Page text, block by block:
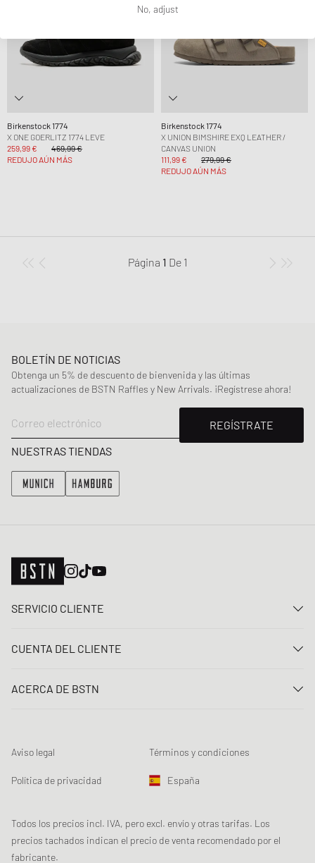
Birkenstock 1774
X ONE GOERLITZ 1774 LEVE
259,99 €
469,99 €
REDUJO AÚN MÁS
Birkenstock 1774
X UNION BIMSHIRE EXQ LEATHER /
CANVAS UNION
111,99 €
279,99 €
REDUJO AÚN MÁS
Página 1 De 1
BOLETÍN DE NOTICIAS
Obtenga un 5% de descuento de bienvenida y las últimas
actualizaciones de BSTN Raffles y New Arrivals. ¡Regístrese ahora!
Correo electrónico
REGÍSTRATE
NUESTRAS TIENDAS
SERVICIO CLIENTE
Preguntas frecuentes
Loyalty Program
Seguridad del producto
CUENTA DEL CLIENTE
Registro
Registro para el boletín de noticias
Rastreo de los datos
ACERCA DE BSTN
Chronicles
Sustainability
Descuento estudiante: Studentbeans
Descuento estudiante: EDiU
Aviso legal Términos y condiciones
Política de privacidad España
Todos los precios incl. IVA, pero excl. envío y otras tarifas. Los
precios tachados indican el precio de venta recomendado por el
fabricante.
No, adjust